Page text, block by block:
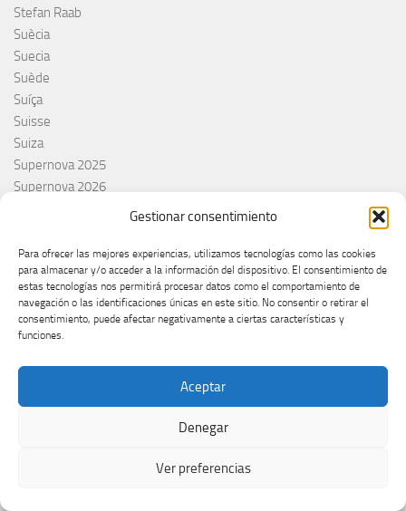
Gestionar consentimiento
Para ofrecer las mejores experiencias, utilizamos tecnologías como las cookies
para almacenar y/o acceder a la información del dispositivo. El consentimiento de
estas tecnologías nos permitirá procesar datos como el comportamiento de
navegación o las identificaciones únicas en este sitio. No consentir o retirar el
consentimiento, puede afectar negativamente a ciertas características y
funciones.
Aceptar
Denegar
Ver preferencias
Stefan Raab
Suècia
Suecia
Suède
Suíça
Suisse
Suiza
Supernova 2025
Supernova 2026
Svezia
Sweden
switzerland
Taco Zimmerman
Tamara Živković
Theo Evans